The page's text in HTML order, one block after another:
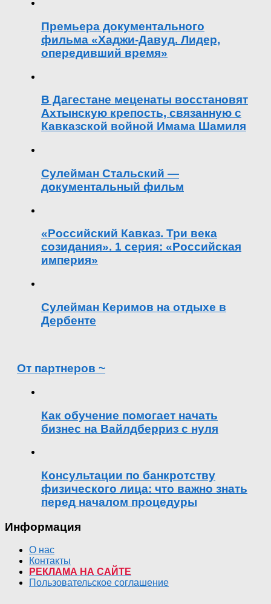
Премьера документального
фильма «Хаджи-Давуд. Лидер,
опередивший время»
В Дагестане меценаты восстановят
Ахтынскую крепость, связанную с
Кавказской войной Имама Шамиля
Сулейман Стальский —
документальный фильм
«Российский Кавказ. Три века
созидания». 1 серия: «Российская
империя»
Сулейман Керимов на отдыхе в
Дербенте
От партнеров ~
Как обучение помогает начать
бизнес на Вайлдберриз с нуля
Консультации по банкротству
физического лица: что важно знать
перед началом процедуры
Информация
О нас
Контакты
РЕКЛАМА НА САЙТЕ
Пользовательское соглашение